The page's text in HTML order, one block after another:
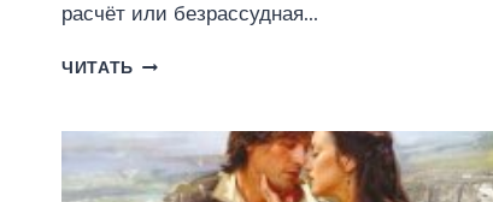
расчёт или безрассудная…
ЧИТАТЬ ФЛОРА.
КУРТИЗАНКИ
(ЮЛИЯ
ЛЬВОФФ)